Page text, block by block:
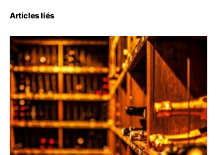
Articles liés